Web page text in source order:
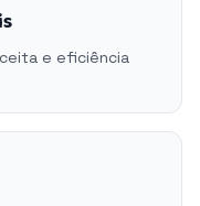
e eficiência